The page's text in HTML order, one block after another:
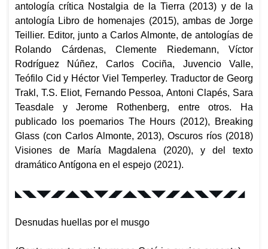
antología crítica Nostalgia de la Tierra (2013) y de la
antología Libro de homenajes (2015), ambas de Jorge
Teillier. Editor, junto a Carlos Almonte, de antologías de
Rolando Cárdenas, Clemente Riedemann, Víctor
Rodríguez Núñez, Carlos Cociña, Juvencio Valle,
Teófilo Cid y Héctor Viel Temperley. Traductorde Georg
Trakl, T.S. Eliot, Fernando Pessoa,Antoni Clapés, Sara
Teasdale y Jerome Rothenberg, entre otros. Ha
publicado los poemarios The Hours (2012),
Breaking
Glass (con Carlos Almonte, 2013),Oscuros ríos (2018)
Visiones de María Magdalena (2020), y del texto
dramáticoAntígona en el espejo (2021).
◣◥◣◥◤◢◤◢◣◥◣◥◤◢◤◢◣◥◣◥◤◢◤◢◣◥◣◥◤◢◤◢
Desnudas huellas por el musgo